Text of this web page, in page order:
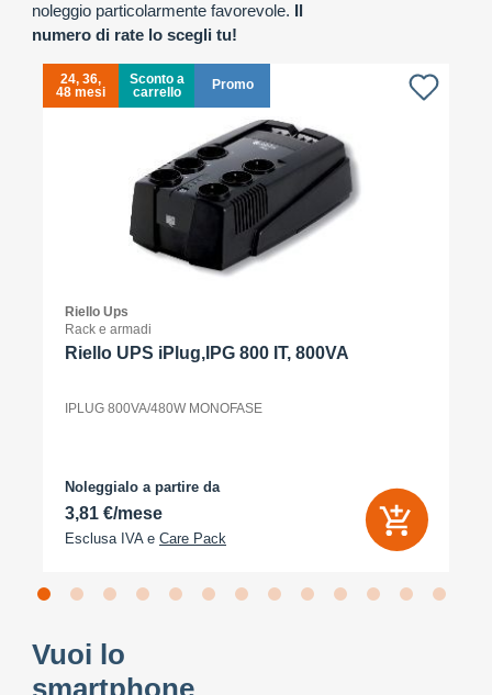
noleggio particolarmente favorevole. Il
numero di rate lo scegli tu!
24, 36,
48 mesi
Sconto a
carrello
Promo
Riello Ups
Rack e armadi
Riello UPS iPlug,IPG 800 IT, 800VA
IPLUG 800VA/480W MONOFASE
Noleggialo a partire da
3,81 €/mese
Esclusa IVA e Care Pack
Vuoi lo
smartphone